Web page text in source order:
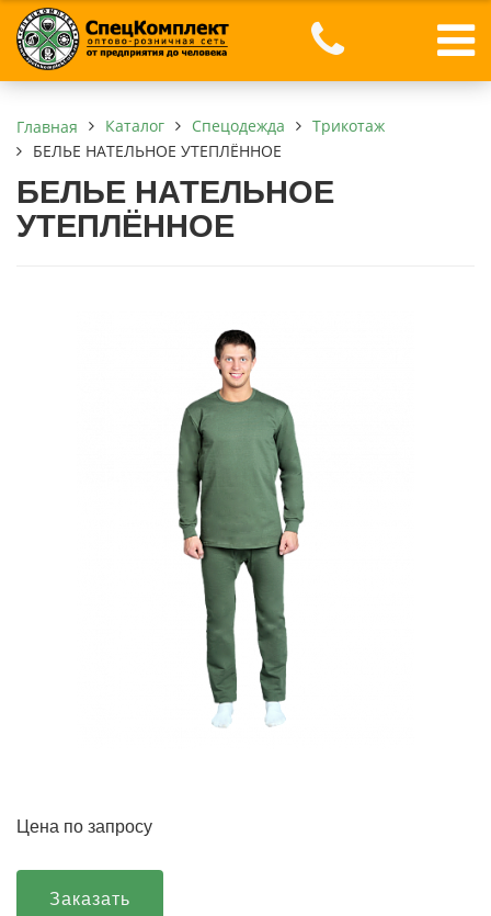
Главная Каталог Спецодежда
Трикотаж
БЕЛЬЕ НАТЕЛЬНОЕ УТЕПЛЁННОЕ
БЕЛЬЕ НАТЕЛЬНОЕ
УТЕПЛЁННОЕ
Цена по запросу
Заказать